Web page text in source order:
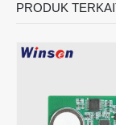
PRODUK
Alamat: No.299
0086-371-